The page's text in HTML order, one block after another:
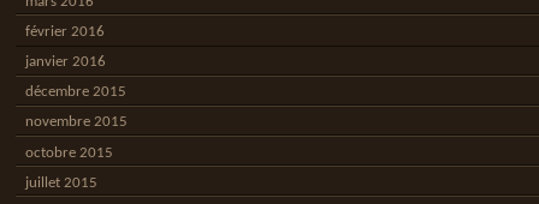
février 2016
janvier 2016
décembre 2015
novembre 2015
octobre 2015
juillet 2015